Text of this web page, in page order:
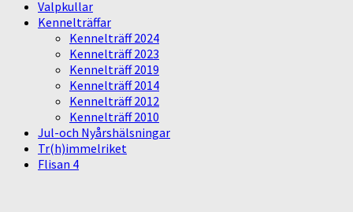
Valpkullar
Kennelträffar
Kennelträff 2024
Kennelträff 2023
Kennelträff 2019
Kennelträff 2014
Kennelträff 2012
Kennelträff 2010
Jul-och Nyårshälsningar
Tr(h)immelriket
Flisan 4